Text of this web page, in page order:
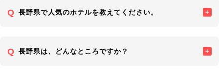
長野県で人気のホテルを教えてください。
長野県は、どんなところですか？